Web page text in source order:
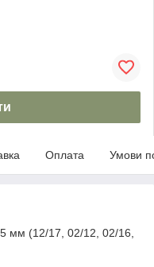
Оплата Умови
мм (12/17, 02/12, 02/16,